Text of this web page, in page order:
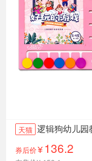
天猫 逻辑狗幼儿园
券后价¥ 136.2